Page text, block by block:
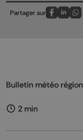
Partager sur
Partagez
Bulletin météo
2 min